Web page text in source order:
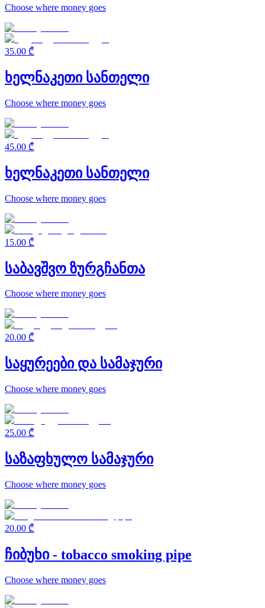
Choose where money goes
35.00 ₾
ხელნაკეთი სანთელი
Choose where money goes
45.00 ₾
ხელნაკეთი სანთელი
Choose where money goes
15.00 ₾
საბავშვო ზურგჩანთა
Choose where money goes
20.00 ₾
საყურეები და სამაჯური
Choose where money goes
25.00 ₾
საზაფხულო სამაჯური
Choose where money goes
20.00 ₾
ჩიბუხი - tobacco smoking pipe
Choose where money goes